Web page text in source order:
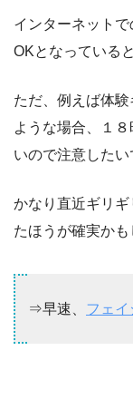
インターネット
OKとなっている
ただ、例えば体
ような場合、１
いので注意したい
かなり直近ギリ
たほうが確実かも
⇒早速、 フェ